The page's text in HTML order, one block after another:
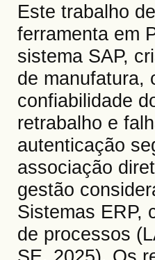
Este trabalho
ferramenta em
sistema SAP,
de manufatura,
confiabilidade
retrabalho e
autenticação
associação
gestão
Sistemas ERP,
de processos